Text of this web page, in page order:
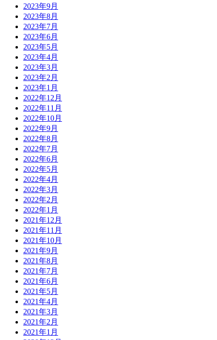
2023年9月
2023年8月
2023年7月
2023年6月
2023年5月
2023年4月
2023年3月
2023年2月
2023年1月
2022年12月
2022年11月
2022年10月
2022年9月
2022年8月
2022年7月
2022年6月
2022年5月
2022年4月
2022年3月
2022年2月
2022年1月
2021年12月
2021年11月
2021年10月
2021年9月
2021年8月
2021年7月
2021年6月
2021年5月
2021年4月
2021年3月
2021年2月
2021年1月